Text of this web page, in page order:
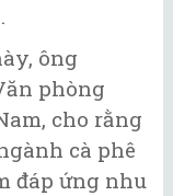
ông
phòng
cho rằng
cà phê
đáp ứng nhu